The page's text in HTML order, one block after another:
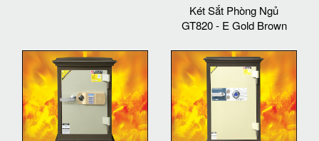
Két Sắt Phòng Ngủ
GT820 - E Gold Brown